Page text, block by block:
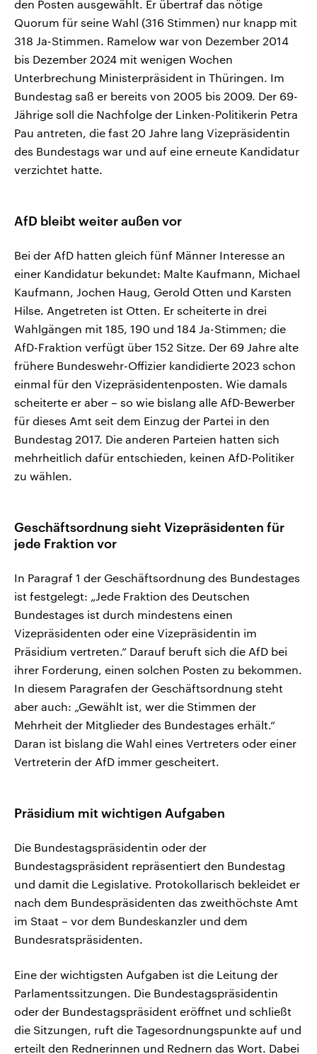
den Posten ausgewählt. Er übertraf das nötige
Quorum für seine Wahl (316 Stimmen) nur knapp mit
318 Ja-Stimmen. Ramelow war von Dezember 2014
bis Dezember 2024 mit wenigen Wochen
Unterbrechung Ministerpräsident in Thüringen. Im
Bundestag saß er bereits von 2005 bis 2009. Der 69-
Jährige soll die Nachfolge der Linken-Politikerin Petra
Pau antreten, die fast 20 Jahre lang Vizepräsidentin
des Bundestags war und auf eine erneute Kandidatur
verzichtet hatte.
AfD bleibt weiter außen vor
Bei der AfD hatten gleich fünf Männer Interesse an
einer Kandidatur bekundet: Malte Kaufmann, Michael
Kaufmann, Jochen Haug, Gerold Otten und Karsten
Hilse. Angetreten ist Otten. Er scheiterte in drei
Wahlgängen mit 185, 190 und 184 Ja-Stimmen; die
AfD-Fraktion verfügt über 152 Sitze. Der 69 Jahre alte
frühere Bundeswehr-Offizier kandidierte 2023 schon
einmal für den Vizepräsidentenposten. Wie damals
scheiterte er aber – so wie bislang alle AfD-Bewerber
für dieses Amt seit dem Einzug der Partei in den
Bundestag 2017. Die anderen Parteien hatten sich
mehrheitlich dafür entschieden, keinen AfD-Politiker
zu wählen.
Geschäftsordnung sieht Vizepräsidenten für
jede Fraktion vor
In Paragraf 1 der Geschäftsordnung des Bundestages
ist festgelegt: „Jede Fraktion des Deutschen
Bundestages ist durch mindestens einen
Vizepräsidenten oder eine Vizepräsidentin im
Präsidium vertreten.“ Darauf beruft sich die AfD bei
ihrer Forderung, einen solchen Posten zu bekommen.
In diesem Paragrafen der Geschäftsordnung steht
aber auch: „Gewählt ist, wer die Stimmen der
Mehrheit der Mitglieder des Bundestages erhält.“
Daran ist bislang die Wahl eines Vertreters oder einer
Vertreterin der AfD immer gescheitert.
Präsidium mit wichtigen Aufgaben
Die Bundestagspräsidentin oder der
Bundestagspräsident repräsentiert den Bundestag
und damit die Legislative. Protokollarisch bekleidet er
nach dem Bundespräsidenten das zweithöchste Amt
im Staat – vor dem Bundeskanzler und dem
Bundesratspräsidenten.
Eine der wichtigsten Aufgaben ist die Leitung der
Parlamentssitzungen. Die Bundestagspräsidentin
oder der Bundestagspräsident eröffnet und schließt
die Sitzungen, ruft die Tagesordnungspunkte auf und
erteilt den Rednerinnen und Rednern das Wort. Dabei